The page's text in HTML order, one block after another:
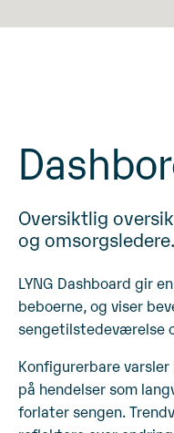
Oversiktlig
og omsorgsledere.
LYNG Dashboard gir
beboerne, og viser
sengetilstedeværelse
Konfigurerbare
på hendelser som
forlater sengen.